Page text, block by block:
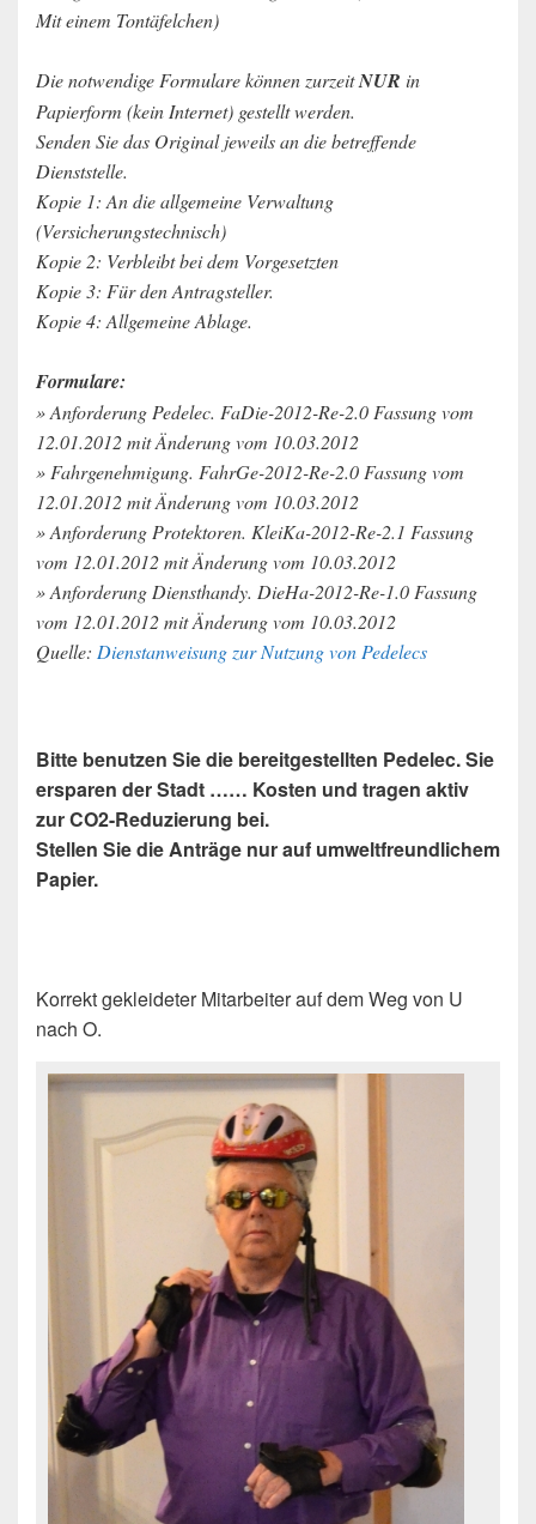
Mit einem Tontäfelchen)
Die notwendige Formulare können zurzeitNUR in
Papierform (kein Internet) gestellt werden.
Senden Sie das Original jeweils an die betreffende
Dienststelle.
Kopie 1:An die allgemeine Verwaltung
(Versicherungstechnisch)
Kopie 2: Verbleibt bei dem Vorgesetzten
Kopie 3: Für den Antragsteller.
Kopie 4:Allgemeine Ablage.
Formulare:
» Anforderung Pedelec. FaDie-2012-Re-2.0 Fassung vom
12.01.2012 mit Änderung vom 10.03.2012
» Fahrgenehmigung. FahrGe-2012-Re-2.0 Fassung vom
12.01.2012 mit Änderung vom 10.03.2012
» Anforderung Protektoren. KleiKa-2012-Re-2.1 Fassung
vom 12.01.2012 mit Änderung vom 10.03.2012
» Anforderung Diensthandy. DieHa-2012-Re-1.0 Fassung
vom 12.01.2012 mit Änderung vom 10.03.2012
Quelle: Dienstanweisung zur Nutzung von Pedelecs
Bitte benutzen Sie die bereitgestellten Pedelec. Sie
ersparen der Stadt …… Kosten und tragen aktiv
zur CO2-Reduzierung bei.
Stellen Sie die Anträge nur auf umweltfreundlichem
Papier.
Korrekt gekleideter Mitarbeiter auf dem Weg von U
nach O.